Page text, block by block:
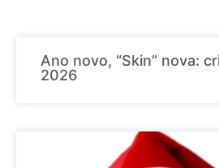
Ano novo, “Skin” nova:
2026